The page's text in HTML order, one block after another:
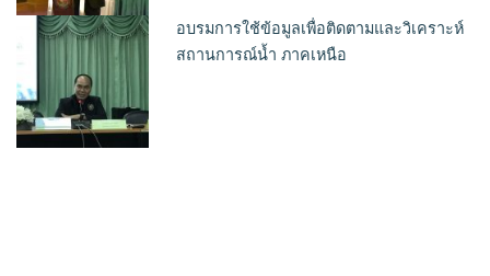
อบรมการใช้ข้อมูลเพื่อติดตามและวิเคราะห์
สถานการณ์น้ำ ภาคเหนือ